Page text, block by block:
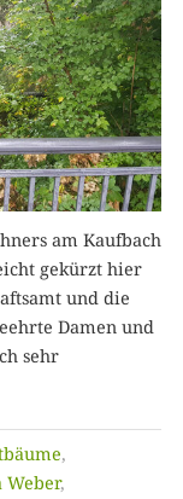
am Kaufbach
gekürzt hier
und die
Damen und
sehr
,
Weber,